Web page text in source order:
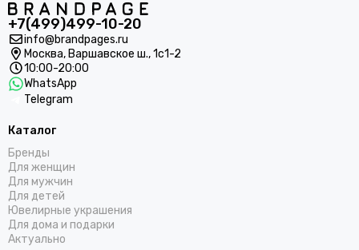
+7(499)499-10-20
info@brandpages.ru
Москва, Варшавское ш., 1с1-2
10:00-20:00
WhatsApp
Telegram
Каталог
Бренды
Для женщин
Для мужчин
Для детей
Ювелирные украшения
Для дома и подарки
Актуально